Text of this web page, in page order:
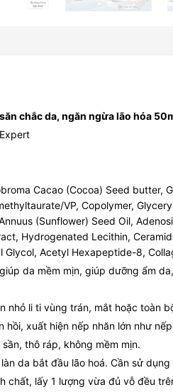
chắc da, ngăn ngừa lão hóa
Cacao (Cocoa) Seed
VP, Copolymer,
(Sunflower) Seed Oil,
Hydrogenated Lecithin,
Glycol, Acetyl Hexapeptide-8,
da mềm mịn, giúp dưỡng ẩm
nhỏ li ti vùng trán, mắt hoặc
hồi, xuất hiện nếp nhăn lớn như
thô ráp, không mềm mịn.
da bắt đầu lão hoá. Cần sử
chất, lấy 1 lượng vừa đủ vỗ đều